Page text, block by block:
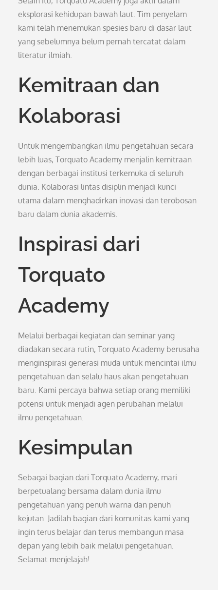
eksplorasi kehidupan bawah laut. Tim penyelam
kami telah menemukan spesies baru di dasar laut
yang sebelumnya belum pernah tercatat dalam
literatur ilmiah.
Kemitraan dan
Kolaborasi
Untuk mengembangkan ilmu pengetahuan secara
lebih luas, Torquato Academy menjalin kemitraan
dengan berbagai institusi terkemuka di seluruh
dunia. Kolaborasi lintas disiplin menjadi kunci
utama dalam menghadirkan inovasi dan terobosan
baru dalam dunia akademis.
Inspirasi dari
Torquato
Academy
Melalui berbagai kegiatan dan seminar yang
diadakan secara rutin, Torquato Academy berusaha
menginspirasi generasi muda untuk mencintai ilmu
pengetahuan dan selalu haus akan pengetahuan
baru. Kami percaya bahwa setiap orang memiliki
potensi untuk menjadi agen perubahan melalui
ilmu pengetahuan.
Kesimpulan
Sebagai bagian dari Torquato Academy, mari
berpetualang bersama dalam dunia ilmu
pengetahuan yang penuh warna dan penuh
kejutan. Jadilah bagian dari komunitas kami yang
ingin terus belajar dan terus membangun masa
depan yang lebih baik melalui pengetahuan.
Selamat menjelajah!